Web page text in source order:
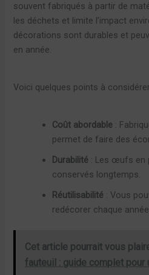
souvent fabriqués à partir de
les déchets et limite l’impact
décorations sont durables et
en année.
Voici quelques points à
Coût abordable :
permet de faire des
Durabilité : Les œufs en
conservés longtemps.
Réutilisabilité : Vous
redécorer chaque
Cet article pourrait vous
fauteuil : guide complet pour